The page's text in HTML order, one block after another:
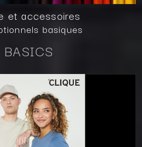
et accessoires
basiques
BASICS